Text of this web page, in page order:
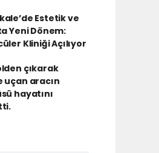
Estetik ve
Yeni Dönem:
Kliniği Açılıyor
çıkarak
uçan aracın
hayatını